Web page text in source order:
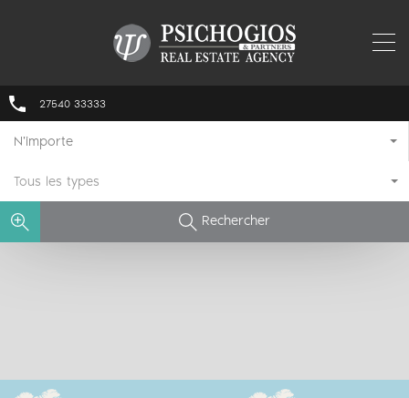
27540 33333
N'importe
Tous les types
Rechercher